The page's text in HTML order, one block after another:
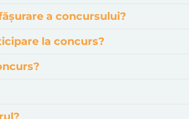
a concursului?
la concurs?